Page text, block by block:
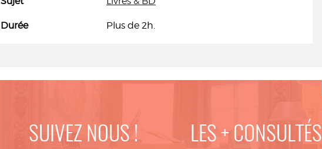
Durée Plus de 2h.
SUIVEZ NOUS ! LES + CONSULTÉS